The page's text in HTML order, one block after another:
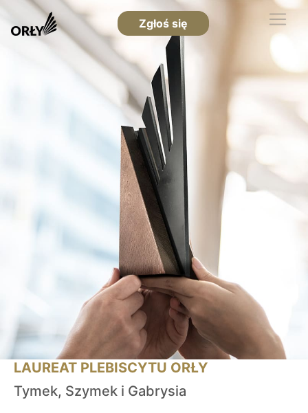
Zgłoś się
LAUREAT PLEBISCYTU ORŁY
Tymek, Szymek i Gabrysia